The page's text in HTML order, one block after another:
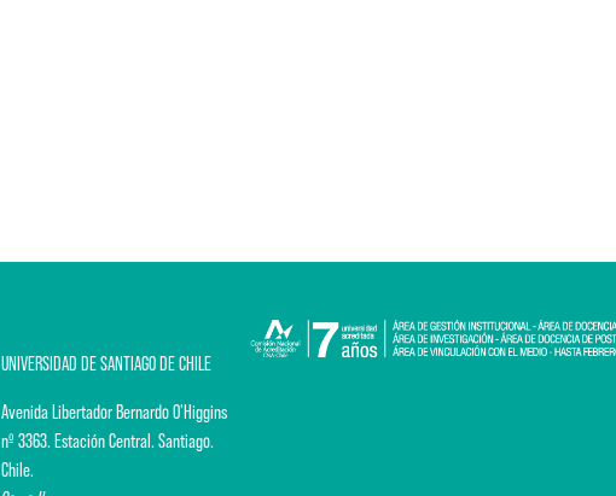
UNIVERSIDAD DE SANTIAGO DE CHILE
Avenida Libertador Bernardo O'Higgins
nº 3363. Estación Central. Santiago.
Chile.